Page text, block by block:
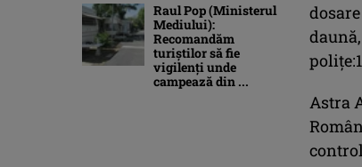
Astra
Raul Pop (Ministerul
Mediului):
Recomandăm
turiştilor să fie
vigilenţi unde
campează din ...